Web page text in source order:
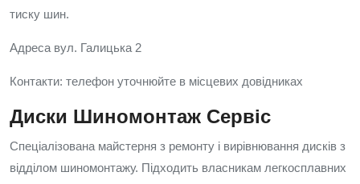
тиску шин.
Адреса вул. Галицька 2
Контакти: телефон уточнюйте в місцевих довідниках
Диски Шиномонтаж Сервіс
Спеціалізована майстерня з ремонту і вирівнювання дисків з
відділом шиномонтажу. Підходить власникам легкосплавних